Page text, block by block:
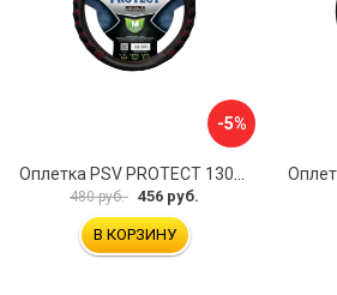
-5%
Оплетка PSV PROTECT 130503
480 руб. 456 руб.
В КОРЗИНУ